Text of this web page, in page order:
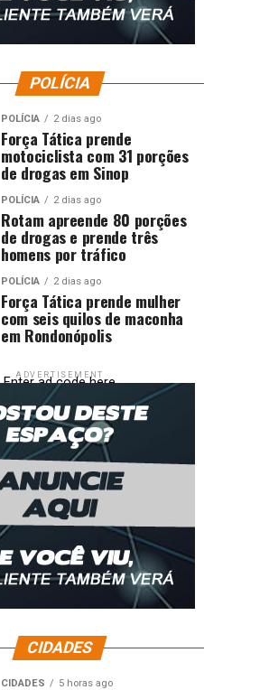
POLÍCIA
POLÍCIA 2 dias ago
Força Tática prende
motociclista com 31 porções
de drogas em Sinop
POLÍCIA 2 dias ago
Rotam apreende 80 porções
de drogas e prende três
homens por tráfico
POLÍCIA 2 dias ago
Força Tática prende mulher
com seis quilos de maconha
em Rondonópolis
ADVERTISEMENT
Enter ad code here
CIDADES
CIDADES 5 horas ago